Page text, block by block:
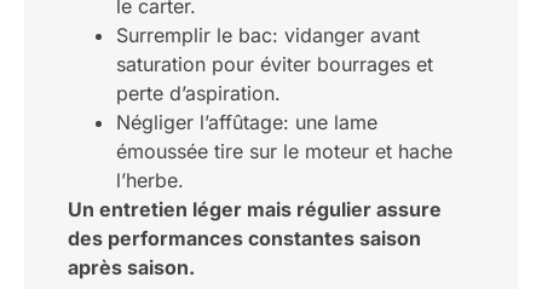
le carter.
Surremplir le bac: vidanger avant
saturation pour éviter bourrages et
perte d’aspiration.
Négliger l’affûtage: une lame
émoussée tire sur le moteur et hache
l’herbe.
Un entretien léger mais régulier assure
des performances constantes saison
après saison.